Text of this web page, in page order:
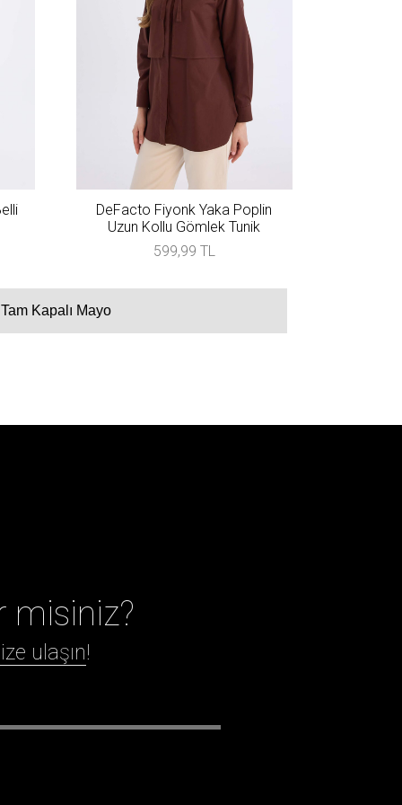
DeFacto Fiyonk Yaka Poplin
Uzun Kollu Gömlek Tunik
599,99 TL
Tam Kapalı Mayo
misiniz?
ulaşın!